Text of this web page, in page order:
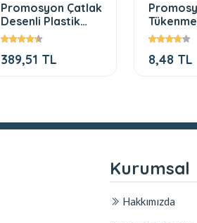
Promosyon Çatlak
Desenli Plastik
Duvar Saati (350
389,51 TL
31
8,48 TL
Kurumsal
Hakkımızda